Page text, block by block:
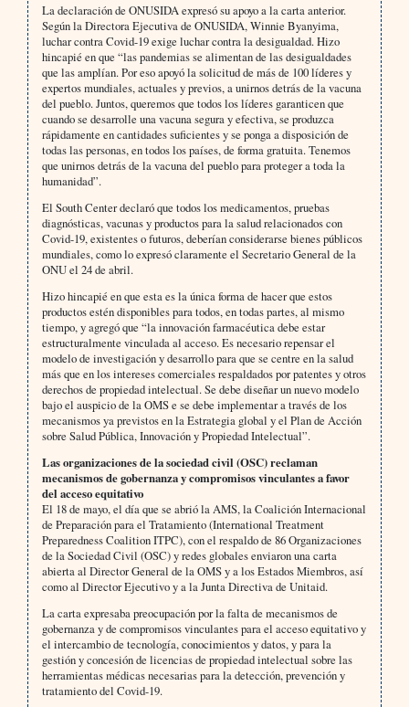
La declaración de ONUSIDA expresó su apoyo a la carta anterior.
Según la Directora Ejecutiva de ONUSIDA, Winnie Byanyima,
luchar contra Covid-19 exige luchar contra la desigualdad. Hizo
hincapié en que “las pandemias se alimentan de las desigualdades
que las amplían. Por eso apoyó la solicitud de más de 100 líderes y
expertos mundiales, actuales y previos, a unirnos detrás de la vacuna
del pueblo. Juntos, queremos que todos los líderes garanticen que
cuando se desarrolle una vacuna segura y efectiva, se produzca
rápidamente en cantidades suficientes y se ponga a disposición de
todas las personas, en todos los países, de forma gratuita. Tenemos
que unirnos detrás de la vacuna del pueblo para proteger a toda la
humanidad”.
El South Center declaró que todos los medicamentos, pruebas
diagnósticas, vacunas y productos para la salud relacionados con
Covid-19, existentes o futuros, deberían considerarse bienes públicos
mundiales, como lo expresó claramente el Secretario General de la
ONU el 24 de abril.
Hizo hincapié en que esta es la única forma de hacer que estos
productos estén disponibles para todos, en todas partes, al mismo
tiempo, y agregó que “la innovación farmacéutica debe estar
estructuralmente vinculada al acceso. Es necesario repensar el
modelo de investigación y desarrollo para que se centre en la salud
más que en los intereses comerciales respaldados por patentes y otros
derechos de propiedad intelectual. Se debe diseñar un nuevo modelo
bajo el auspicio de la OMS e se debe implementar a través de los
mecanismos ya previstos en la Estrategia global y el Plan de Acción
sobre Salud Pública, Innovación y Propiedad Intelectual”.
Las organizaciones de la sociedad civil (OSC) reclaman
mecanismos de gobernanza y compromisos vinculantes a favor
del acceso equitativo
El 18 de mayo, el día que se abrió la AMS, la Coalición Internacional
de Preparación para el Tratamiento (International Treatment
Preparedness Coalition ITPC), con el respaldo de 86 Organizaciones
de la Sociedad Civil (OSC) y redes globales enviaron una carta
abierta al Director General de la OMS y a los Estados Miembros, así
como al Director Ejecutivo y a la Junta Directiva de Unitaid.
La carta expresaba preocupación por la falta de mecanismos de
gobernanza y de compromisos vinculantes para el acceso equitativo y
el intercambio de tecnología, conocimientos y datos, y para la
gestión y concesión de licencias de propiedad intelectual sobre las
herramientas médicas necesarias para la detección, prevención y
tratamiento del Covid-19.